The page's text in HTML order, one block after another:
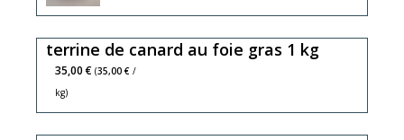
terrine de canard au foie gras 1 kg
35,00 € (35,00 € /
kg)